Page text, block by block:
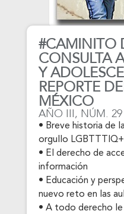
#CAMINITO
CONSULTA
Y
REPORTE
MÉXICO
AÑO III, NÚM. 29
• Breve historia de
orgullo
• El derecho de
información
• Educación y
nuevo reto en las
• A todo derecho